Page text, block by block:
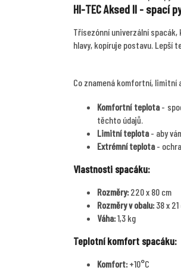
HI-TEC Aksed II - spací
Třísezónní univerzální
hlavy, kopíruje postavu. Lepší
Co znamená komfortní, limitní
Komfortní teplota-
těchto údajů.
Limitní teplota- aby
Extrémní teplota-
Vlastnosti spacáku:
Rozměry:220 x 80 cm
Rozměry v obalu:38 x
Váha:1,3 kg
Teplotní komfort spacáku:
Komfort:+10°C